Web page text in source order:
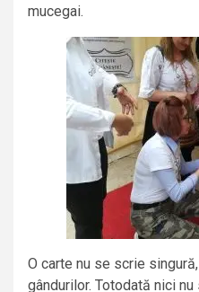
mucegai.
O carte nu se scrie
gândurilor. Totodată nici